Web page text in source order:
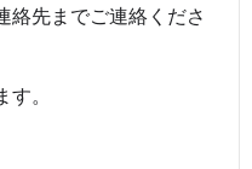
絡先までご連絡くださ
。